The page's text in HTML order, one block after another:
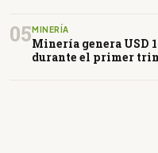
05 MINERÍA
Minería genera USD
durante el primer